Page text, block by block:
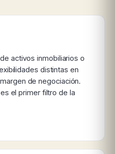
activos inmobiliarios o
distintas en
de negociación.
el primer filtro de la